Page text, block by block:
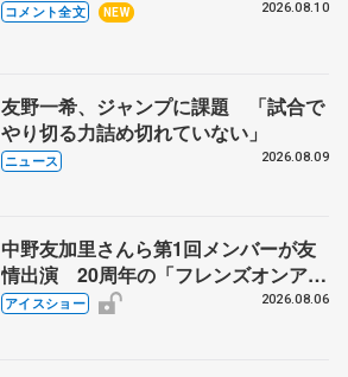
く、しっくりくる」 苦戦中のオンラ
コメント全文 NEW 2026.08.10
友野一希、ジャンプに課題 「試合で
やり切る力詰め切れていない」
ニュース 2026.08.09
中野友加里さんら第1回メンバーが友
情出演 20周年の「フレンズオンアイ
ス」 宮本賢二さん、有川梨絵さん、
アイスショー 2026.08.06